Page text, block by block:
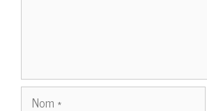
Nom